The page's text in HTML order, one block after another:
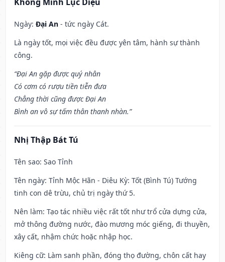
Ngày: Đại An - tức ngày Cát.
Là ngày tốt, mọi việc đều được yên tâm, hành sự thành
công.
“Đại An gặp được quý nhân
Có cơm có rượu tiền tiễn đưa
Chẳng thời cũng được Đại An
Bình an vô sự tấm thân thanh nhàn.”
Nhị Thập Bát Tú
Tên sao: Sao Tỉnh
Tên ngày: Tỉnh Mộc Hãn - Diêu Kỳ: Tốt (Bình Tú) Tướng
tinh con dê trừu, chủ trị ngày thứ 5.
Nên làm: Tạo tác nhiều việc rất tốt như trổ cửa dựng cửa,
mở thông đường nước, đào mương móc giếng, đi thuyền,
xây cất, nhậm chức hoặc nhập học.
Kiêng cữ: Làm sanh phần, đóng thọ đường, chôn cất hay